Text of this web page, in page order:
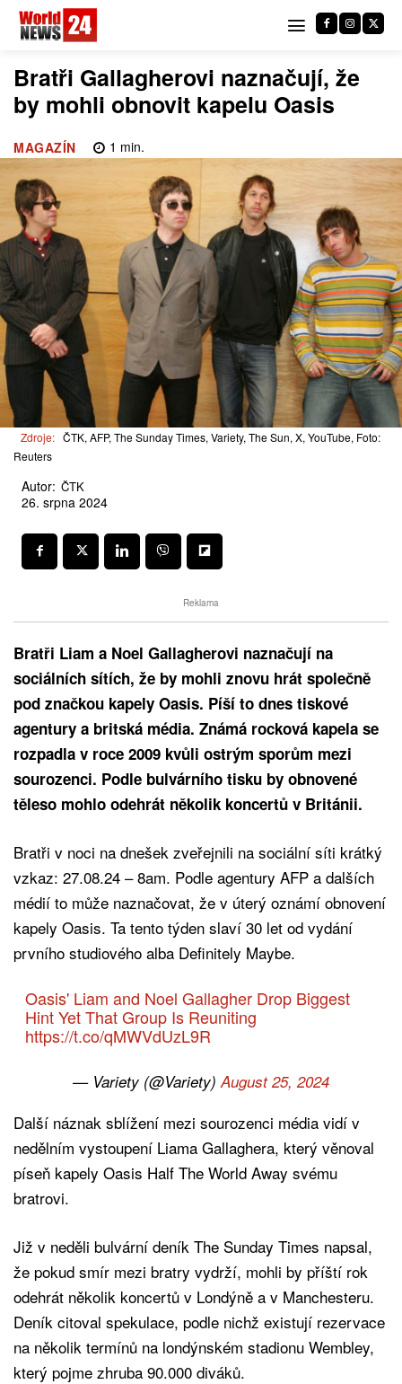
Bratři Gallagherovi naznačují, že
by mohli obnovit kapelu Oasis
MAGAZÍN 1 min.
Zdroje: ČTK, AFP, The Sunday Times, Variety, The Sun, X, YouTube, Foto:
Reuters
Autor: ČTK
26. srpna 2024
Reklama
Bratři Liam a Noel Gallagherovi naznačují na
sociálních sítích, že by mohli znovu hrát společně
pod značkou kapely Oasis. Píší to dnes tiskové
agentury a britská média. Známá rocková kapela se
rozpadla v roce 2009 kvůli ostrým sporům mezi
sourozenci. Podle bulvárního tisku by obnovené
těleso mohlo odehrát několik koncertů v Británii.
Bratři v noci na dnešek zveřejnili na sociální síti krátký
vzkaz: 27.08.24 – 8am. Podle agentury AFP a dalších
médií to může naznačovat, že v úterý oznámí obnovení
kapely Oasis. Ta tento týden slaví 30 let od vydání
prvního studiového alba Definitely Maybe.
Oasis' Liam and Noel Gallagher Drop Biggest
Hint Yet That Group Is Reuniting
https://t.co/qMWVdUzL9R
— Variety (@Variety) August 25, 2024
Další náznak sblížení mezi sourozenci média vidí v
nedělním vystoupení Liama Gallaghera, který věnoval
píseň kapely Oasis Half The World Away svému
bratrovi.
Již v neděli bulvární deník The Sunday Times napsal,
že pokud smír mezi bratry vydrží, mohli by příští rok
odehrát několik koncertů v Londýně a v Manchesteru.
Deník citoval spekulace, podle nichž existují rezervace
na několik termínů na londýnském stadionu Wembley,
který pojme zhruba 90.000 diváků.